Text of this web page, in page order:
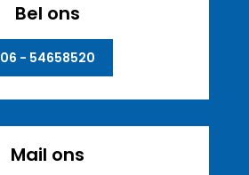
Bel ons
06 - 54658520
Mail ons